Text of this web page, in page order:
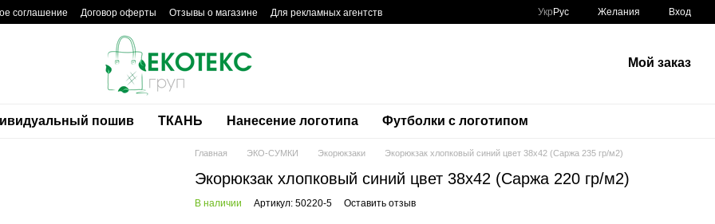
соглашение Договор оферты Отзывы о магазине Для рекламных агентств Укр Рус Желания Вход
Мой заказ
пошив ТКАНЬ Нанесение логотипа Футболки с логотипом
Главная ЭКО-СУМКИ Экорюкзаки Экорюкзак хлопковый синий цвет 38х42 (Саржа 235 гр/м2)
Экорюкзак хлопковый синий цвет 38х42 (Саржа 220 гр/м2)
В наличии Артикул: 50220-5 Оставить отзыв